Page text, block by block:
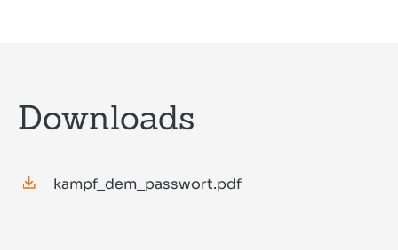
Downloads
kampf_dem_passwort.pdf